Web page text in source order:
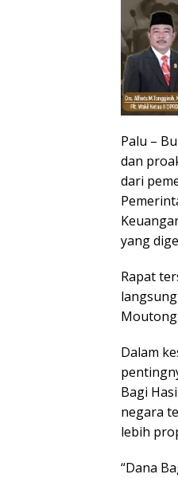
Palu –
dan
dari
yang
Rapat
Moutong.
Dalam
Bagi
negara
lebih
“Dana